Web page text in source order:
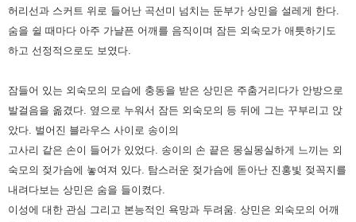
허리선과 스커트 위로 들어난 곡선미 넘치는 둔부가 상민을 설레게 한다.
숨을 쉴 때마다 아주 가냘픈 어깨를 음직이며 잠든 외숙모가 애틋하기도
하고 선정적으로도 보였다.
잠들어 있는 외숙모의 모습에 충동을 받은 상민은 주춤거리다가 안방으로
발걸음을 옮겼다. 옆으로 누워서 잠든 외숙모의 등 뒤에 그는 꾸부리고 앉
았다. 벌어진 블라우스 사이로 송이의
고사리 같은 손이 들어가 있었다. 송이의 손 끝은 몽실몽실하게 느끼는 외
숙모의 젖가슴에 놓여져 있다. 탐스러운 젖가슴에 돋아난 진홍빛 젖꼭지를
내려다보는 상민은 숨을 들이켰다.
이성에 대한 관심 그리고 본능적인 욕망과 두려움. 상민은 외숙모의 어깨